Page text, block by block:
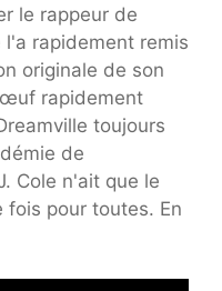
le rappeur de
l'a rapidement remis
originale de son
rapidement
toujours
de
Cole n'ait que le
fois pour toutes. En